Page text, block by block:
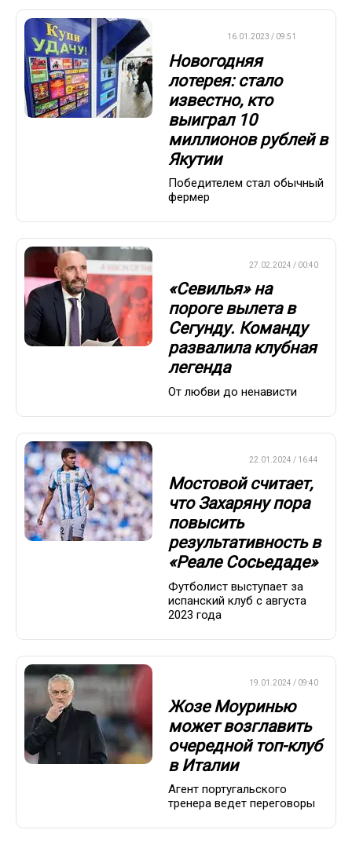
16.01.2023 / 09:51
Новогодняя
лотерея: стало
известно, кто
выиграл 10
миллионов рублей в
Якутии
Победителем стал обычный
фермер
27.02.2024 / 00:40
«Севилья» на
пороге вылета в
Сегунду. Команду
развалила клубная
легенда
От любви до ненависти
22.01.2024 / 16:44
Мостовой считает,
что Захаряну пора
повысить
результативность в
«Реале Сосьедаде»
Футболист выступает за
испанский клуб с августа
2023 года
19.01.2024 / 09:40
Жозе Моуринью
может возглавить
очередной топ-клуб
в Италии
Агент португальского
тренера ведет переговоры